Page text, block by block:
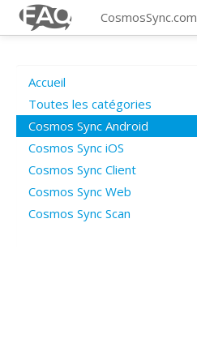
CosmosSync.com
Accueil
Toutes les catégories
Cosmos Sync Android
Cosmos Sync iOS
Cosmos Sync Client
Cosmos Sync Web
Cosmos Sync Scan